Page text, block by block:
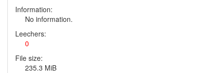
Information:
No information.
Leechers:
0
File size:
235.3 MiB